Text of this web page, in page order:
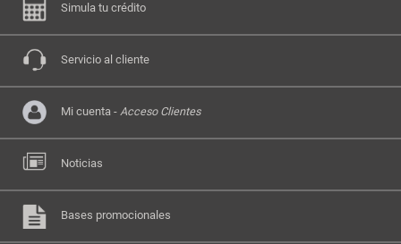
Simula tu crédito
Servicio al cliente
Mi cuenta - Acceso Clientes
Noticias
Bases promocionales